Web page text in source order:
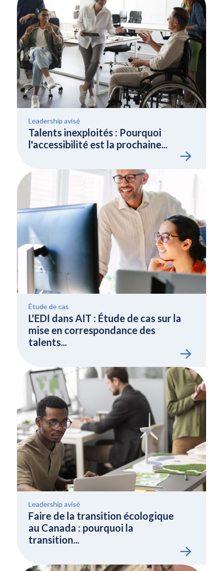
Leadership avisé
Talents inexploités : Pourquoi
l'accessibilité est la prochaine...
Étude de cas
L'EDI dans AIT : Étude de cas sur la
mise en correspondance des
talents...
Leadership avisé
Faire de la transition écologique
au Canada : pourquoi la
transition...